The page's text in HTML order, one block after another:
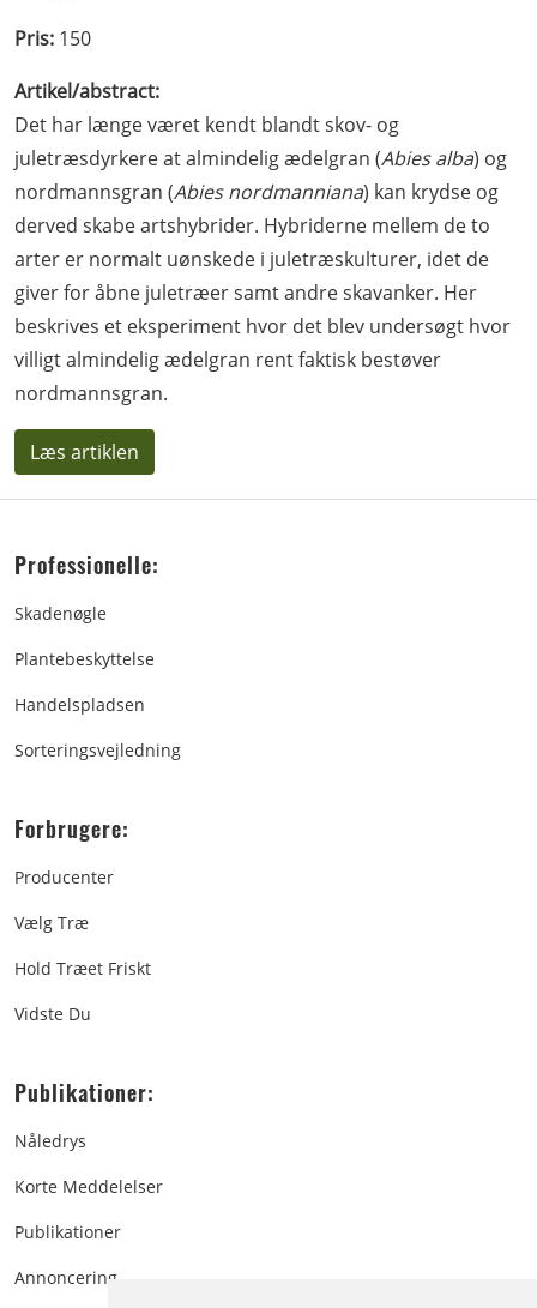
Pris: 150
Artikel/abstract:
Det har længe været kendt blandt skov- og
juletræsdyrkere at almindelig ædelgran (Abies alba) og
nordmannsgran (Abies nordmanniana) kan krydse og
derved skabe artshybrider. Hybriderne mellem de to
arter er normalt uønskede i juletræskulturer, idet de
giver for åbne juletræer samt andre skavanker. Her
beskrives et eksperiment hvor det blev undersøgt hvor
villigt almindelig ædelgran rent faktisk bestøver
nordmannsgran.
Læs artiklen
Professionelle:
Skadenøgle
Plantebeskyttelse
Handelspladsen
Sorteringsvejledning
Forbrugere:
Producenter
Vælg Træ
Hold Træet Friskt
Vidste Du
Publikationer:
Nåledrys
Korte Meddelelser
Publikationer
Annoncering